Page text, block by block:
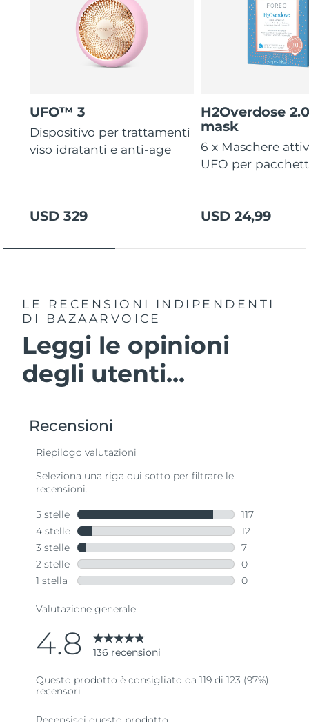
UFO™ 3
Dispositivo per trattamenti
viso idratanti e anti-age
USD 329
H2Overdose
mask
6 x Maschere
UFO per
USD 24,99
LE RECENSIONI INDIPENDENTI
DI BAZAARVOICE
Leggi le opinioni
degli utenti...